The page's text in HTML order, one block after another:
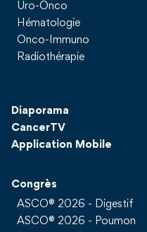
Uro-Onco
Hématologie
Onco-Immuno
Radiothérapie
Diaporama
CancerTV
Application Mobile
Congrès
ASCO® 2026 - Digestif
ASCO® 2026 - Poumon